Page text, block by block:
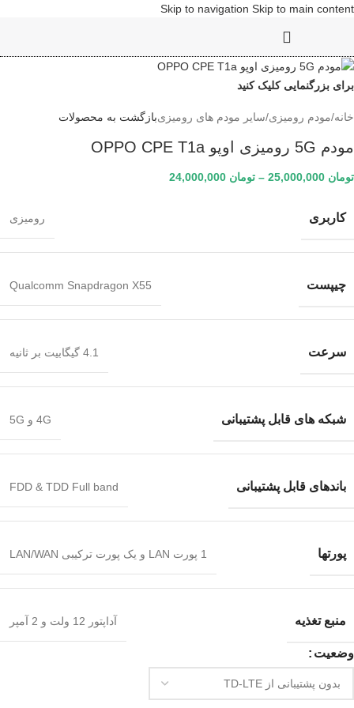
Skip to navigation Skip to main content
برای بزرگنمایی کلیک کنید
خانه/مودم رومیزی/سایر مودم های رومیزیبازگشت به محصولات
مودم 5G رومیزی اوپو OPPO CPE T1a
تومان – تومان
کاربری رومیزی
چیپست Qualcomm Snapdragon X55
سرعت 4.1 گیگابیت بر ثانیه
شبکه های قابل پشتیبانی 4G و 5G
باندهای قابل پشتیبانی FDD & TDD Full band
پورتها 1 پورت LAN و یک پورت ترکیبی LAN/WAN
منبع تغذیه آداپتور 12 ولت و 2 آمپر
وضعیت